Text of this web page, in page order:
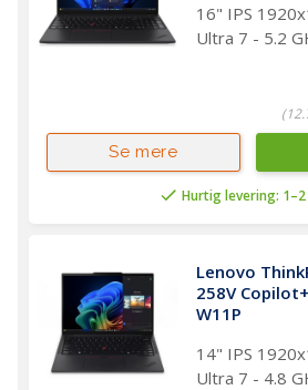
16" IPS
Ultra 7 - 5.2
Hurtig levering:
Se mere
Lenovo
258V
W11P
14" IPS
Ultra 7 - 4.8